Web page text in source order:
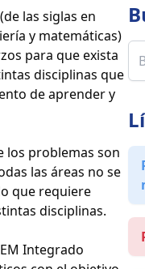
las siglas en
y matemáticas)
para que exista
disciplinas que
de aprender y
los problemas son
las áreas no se
que requiere
disciplinas.
Integrado